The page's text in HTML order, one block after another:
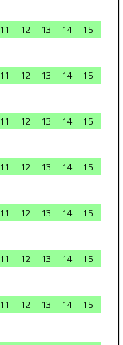
11 12 13 14
15
11 12 13 14
15
11 12 13 14
15
11 12 13 14
15
11 12 13 14
15
11 12 13 14
15
11 12 13 14
15